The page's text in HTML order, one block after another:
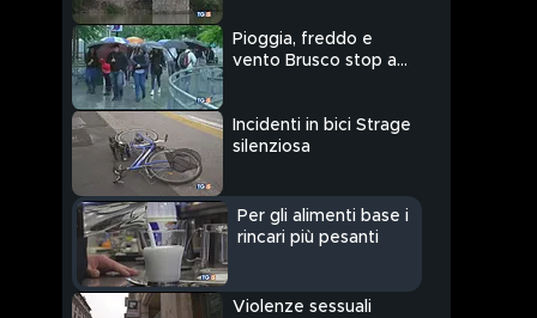
Pioggia, freddo e
vento Brusco stop a
Incidenti in bici Strage
silenziosa
Per gli alimenti base i
rincari più pesanti
Violenze sessuali